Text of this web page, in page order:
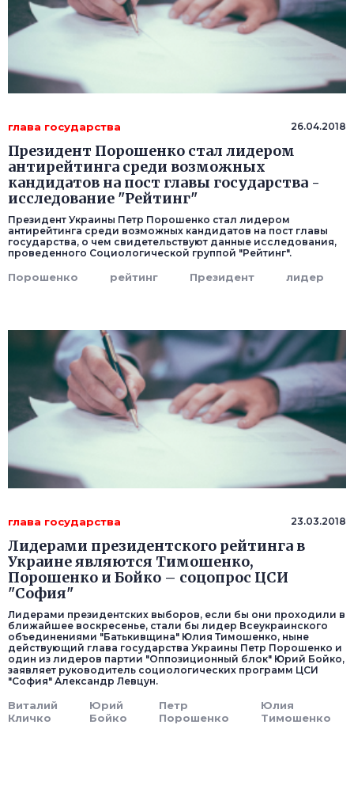
глава государства 26.04.2018
Президент Порошенко стал лидером
антирейтинга среди возможных
кандидатов на пост главы государства -
исследование "Рейтинг"
Президент Украины Петр Порошенко стал лидером
антирейтинга среди возможных кандидатов на пост главы
государства, о чем свидетельствуют данные исследования,
проведенного Социологической группой "Рейтинг".
Порошенко рейтинг Президент лидер
глава государства 23.03.2018
Лидерами президентского рейтинга в
Украине являются Тимошенко,
Порошенко и Бойко – соцопрос ЦСИ
"София"
Лидерами президентских выборов, если бы они проходили в
ближайшее воскресенье, стали бы лидер Всеукраинского
объединениями "Батькивщина" Юлия Тимошенко, ныне
действующий глава государства Украины Петр Порошенко и
один из лидеров партии "Оппозиционный блок" Юрий Бойко,
заявляет руководитель социологических программ ЦСИ
"София" Александр Левцун.
Виталий
Кличко
Юрий
Бойко
Петр
Порошенко
Юлия
Тимошенко